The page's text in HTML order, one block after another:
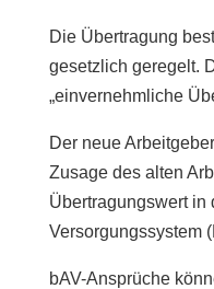
Die Übertragung
gesetzlich geregelt.
„einvernehmliche
Der neue
Zusage des alten
Übertragungswert in
Versorgungssystem
bAV-Ansprüche